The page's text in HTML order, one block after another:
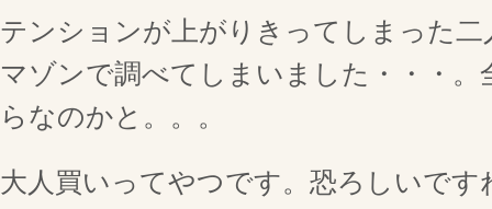
テンションが上がりきってしまった
マゾンで調べてしまいました・・・。
らなのかと。。。
大人買いってやつです。恐ろしいです